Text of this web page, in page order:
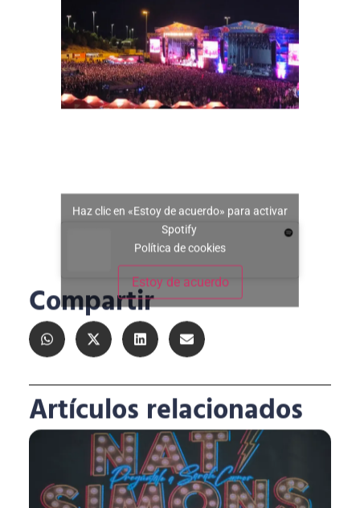
Haz clic en «Estoy de acuerdo» para activar
Spotify
Política de cookies
Estoy de acuerdo
Compartir
Artículos relacionados